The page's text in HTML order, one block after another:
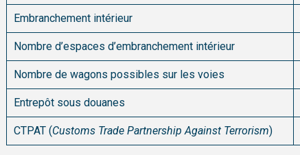
Embranchement intérieur
Nombre d’espaces d’embranchement intérieur
Nombre de wagons possibles sur les voies
Entrepôt sous douanes
CTPAT (Customs Trade Partnership Against Terrorism)